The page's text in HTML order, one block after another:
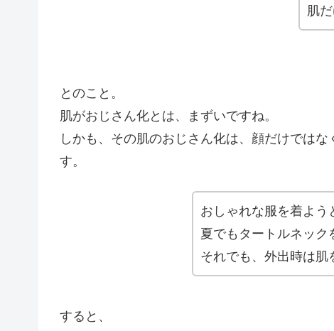
肌
とのこと。
肌がおじさん化とは、まずいですね。
しかも、その肌のおじさん化は、顔だけでは
す。
おしゃれな服を着よう
夏でもタートルネック
それでも、外出時は肌
すると、